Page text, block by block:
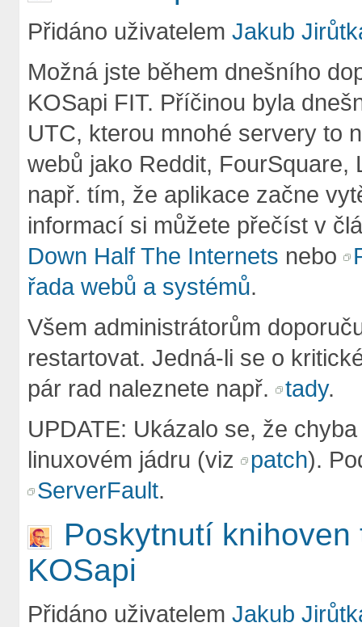
Přidáno uživatelem Jakub
Možná jste během dnešního
KOSapi FIT. Příčinou byla
UTC, kterou mnohé servery to
webů jako Reddit,
např. tím, že aplikace začne
informací si můžete přečíst v
Down Half The Internets nebo
řada webů a systémů.
Všem administrátorům
restartovat. Jedná-li se o
pár rad naleznete např.
tady.
UPDATE: Ukázalo se, že
linuxovém jádru (viz
patch).
ServerFault.
Poskytnutí
KOSapi
Přidáno uživatelem Jakub